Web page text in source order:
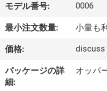
私
達
つ
モデル番号: 0006
最小注文数量: 小量も
価格: discuss
パッケージの詳
細:
オッパ